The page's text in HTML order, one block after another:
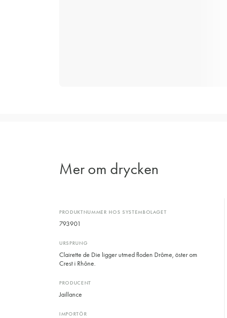
Mer om drycken
PRODUKTNUMMER HOS SYSTEMBOLAGET
793901
URSPRUNG
Clairette de Die ligger utmed floden Drôme, öster om
Crest i Rhône.
PRODUCENT
Jaillance
IMPORTÖR